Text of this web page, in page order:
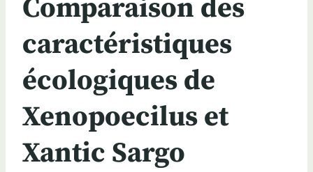
Comparaison des
caractéristiques
écologiques de
Xenopoecilus et
Xantic Sargo